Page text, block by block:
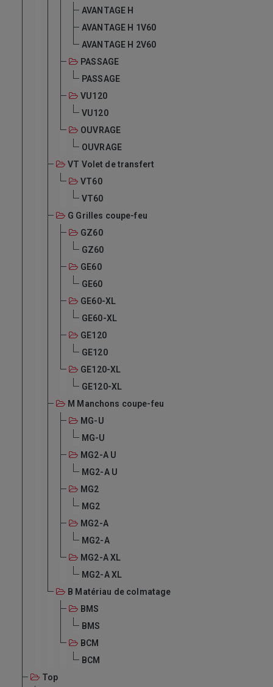
AVANTAGE H
AVANTAGE H 1V60
AVANTAGE H 2V60
PASSAGE
PASSAGE
VU120
VU120
OUVRAGE
OUVRAGE
VT Volet de transfert
VT60
VT60
G Grilles coupe-feu
GZ60
GZ60
GE60
GE60
GE60-XL
GE60-XL
GE120
GE120
GE120-XL
GE120-XL
M Manchons coupe-feu
MG-U
MG-U
MG2-A U
MG2-A U
MG2
MG2
MG2-A
MG2-A
MG2-A XL
MG2-A XL
B Matériau de colmatage
BMS
BMS
BCM
BCM
Top